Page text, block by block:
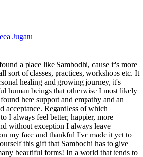
Jugaru
a place like Sambodhi, cause it's more
sort of classes, practices, workshops etc. It
healing and growing journey, it's
human beings that otherwise I most likely
here support and empathy and an
acceptance. Regardless of which
I always feel better, happier, more
without exception I always leave
my face and thankful I've made it yet to
this gift that Sambodhi has to give
beautiful forms! In a world that tends to